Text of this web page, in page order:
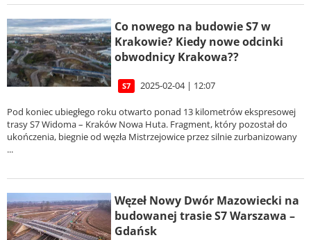
Co nowego na budowie S7 w
Krakowie? Kiedy nowe odcinki
obwodnicy Krakowa??
S7 2025-02-04 | 12:07
Pod koniec ubiegłego roku otwarto ponad 13 kilometrów ekspresowej
trasy S7 Widoma – Kraków Nowa Huta. Fragment, który pozostał do
ukończenia, biegnie od węzła Mistrzejowice przez silnie zurbanizowany
...
Węzeł Nowy Dwór Mazowiecki na
budowanej trasie S7 Warszawa –
Gdańsk